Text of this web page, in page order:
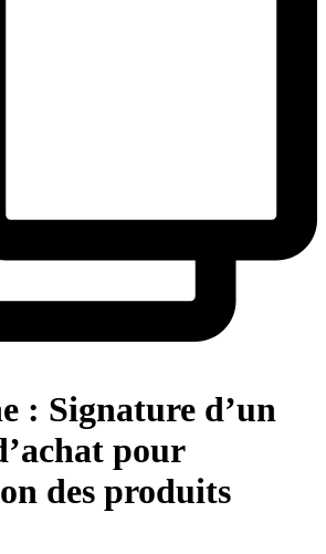
: Signature d’un
pour
des produits